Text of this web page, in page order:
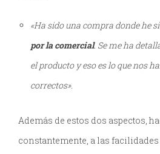
«Ha sido una compra donde he
por la comercial. Se me ha
el producto y eso es lo que nos
correctos».
Además de estos dos aspectos,
constantemente, a las